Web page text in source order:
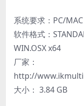
系统要求：PC/MAC
软件格式：
WIN.OSX x64
厂家：
http://
大小： 3.84 GB